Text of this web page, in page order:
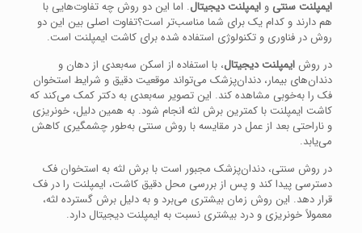
ایمپلنت سنتی و ایمپلنت دیجیتال. اما این دو روش چه تفاوت‌هایی با
هم دارند و کدام یک برای شما مناسب‌تر است؟تفاوت اصلی بین این دو
روش در فناوری و تکنولوژی استفاده شده برای کاشت ایمپلنت است.
در روش ایمپلنت دیجیتال، با استفاده از اسکن سه‌بعدی از دهان و
دندان‌های بیمار، دندان‌پزشک می‌تواند موقعیت دقیق و شرایط استخوان
فک را به‌خوبی مشاهده کند. این تصویر سه‌بعدی به دکتر کمک می‌کند که
کاشت ایمپلنت با کمترین برش لثهانجام شود. به همین دلیل، خونریزی
و ناراحتی بعد از عمل در مقایسه با روش سنتی به‌طور چشمگیری کاهش
می‌یابد.
در روش سنتی، دندان‌پزشک مجبور است با برش لثه به استخوان فک
دسترسی پیدا کند و پس از بررسی محل دقیق کاشت، ایمپلنت را در فک
قرار دهد. این روش زمان بیشتری می‌برد و به دلیل برش گسترده لثه،
معمولاً خونریزی و درد بیشتری نسبت به ایمپلنت دیجیتال دارد.